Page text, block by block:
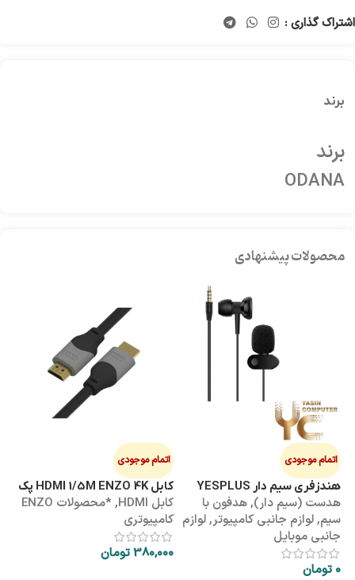
اشتراک گذاری :
برند
برند
ODANA
محصولات پیشنهادی
اتمام موجودی
هندزفری سیم دار YESPLUS
YS-113
هدست (سیم دار),هدفون با
سیم,لوازم جانبی کامپیوتر,لوازم
جانبی موبایل
0 تومان
اتمام موجودی
کابل HDMI 1/5M ENZO 4K پک
طلقی
کابل HDMI ,
*محصولات ENZO
کامپیوتری
380,000تومان